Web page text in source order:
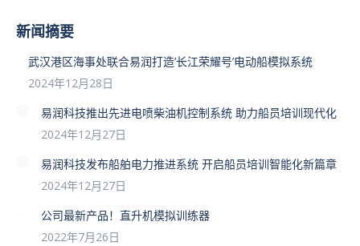
新闻摘要
武汉港区海事处联合易润打造’长江荣耀号’电动船模拟系统
2024年12月28日
易润科技推出先进电喷柴油机控制系统 助力船员培训现代化
2024年12月27日
易润科技发布船舶电力推进系统 开启船员培训智能化新篇章
2024年12月27日
公司最新产品！直升机模拟训练器
2022年7月26日